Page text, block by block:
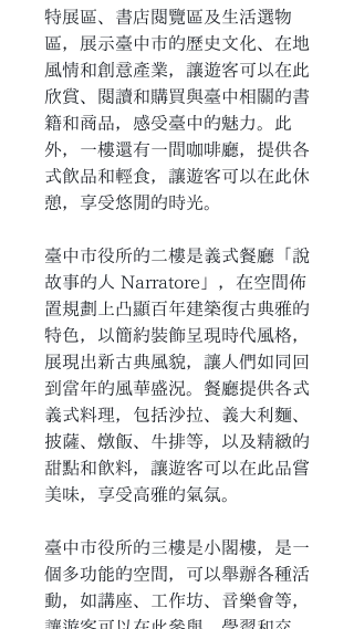
特展區、書店閱覽區及生活選物
區，展示臺中市的歷史文化、在地
風情和創意產業，讓遊客可以在此
欣賞、閱讀和購買與臺中相關的書
籍和商品，感受臺中的魅力。此
外，一樓還有一間咖啡廳，提供各
式飲品和輕食，讓遊客可以在此休
憩，享受悠閒的時光。
臺中市役所的二樓是義式餐廳「說
故事的人 Narratore」，在空間佈
置規劃上凸顯百年建築復古典雅的
特色，以簡約裝飾呈現時代風格，
展現出新古典風貌，讓人們如同回
到當年的風華盛況。餐廳提供各式
義式料理，包括沙拉、義大利麵、
披薩、燉飯、牛排等，以及精緻的
甜點和飲料，讓遊客可以在此品嘗
美味，享受高雅的氣氛。
臺中市役所的三樓是小閣樓，是一
個多功能的空間，可以舉辦各種活
動，如講座、工作坊、音樂會等，